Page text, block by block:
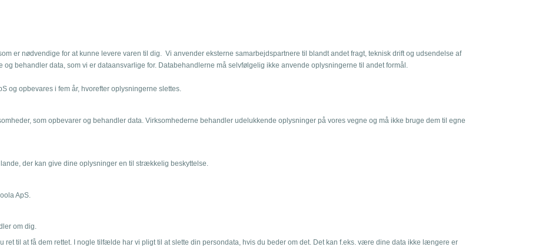
er nødvendige for at kunne levere varen til dig. Vi anvender eksterne samarbejdspartnere til blandt andet fragt, teknisk drift og udsendelse af
behandler data, som vi er dataansvarlige for. Databehandlerne må selvfølgelig ikke anvende oplysningerne til andet formål.
og opbevares i fem år, hvorefter oplysningerne slettes.
som opbevarer og behandler data. Virksomhederne behandler udelukkende oplysninger på vores vegne og må ikke bruge dem til egne
der kan give dine oplysninger en til strækkelig beskyttelse.
ApS.
om dig.
ret til at få dem rettet. I nogle tilfælde har vi pligt til at slette din persondata, hvis du beder om det. Det kan f.eks. være dine data ikke længere er